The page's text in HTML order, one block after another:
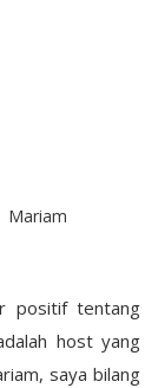
Mariam
positif tentang
host yang
saya bilang